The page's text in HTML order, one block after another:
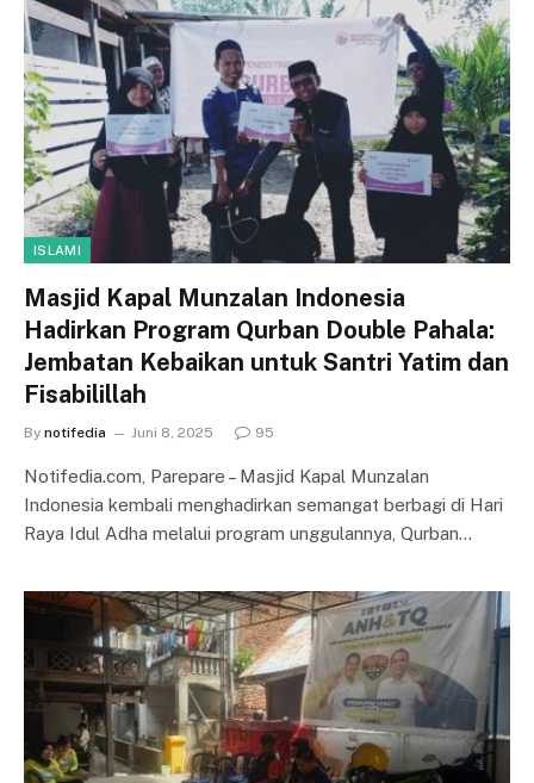
ISLAMI
Masjid Kapal Munzalan Indonesia
Hadirkan Program Qurban Double Pahala:
Jembatan Kebaikan untuk Santri Yatim dan
Fisabilillah
By notifedia Juni 8, 2025 95
Notifedia.com, Parepare – Masjid Kapal Munzalan
Indonesia kembali menghadirkan semangat berbagi di Hari
Raya Idul Adha melalui program unggulannya, Qurban…